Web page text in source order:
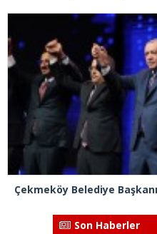
Son Haberler